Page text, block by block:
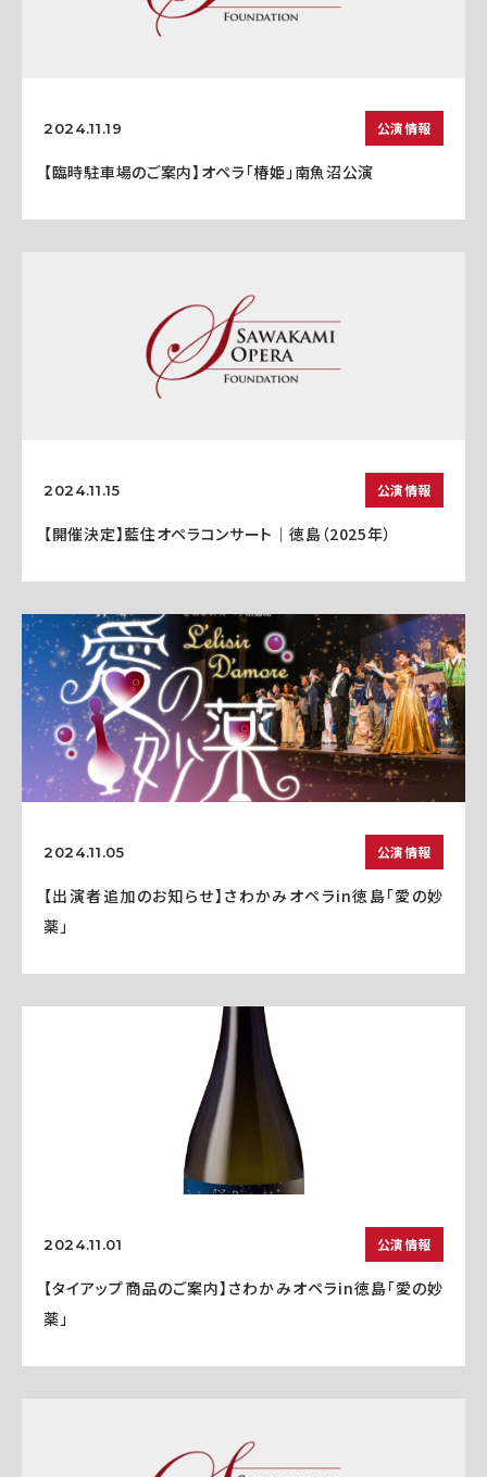
2024.11.19 公演情報
【臨時駐車場のご案内】オペラ「椿姫」南魚沼公演
2024.11.15 公演情報
【開催決定】藍住オペラコンサート｜徳島（2025年）
2024.11.05 公演情報
【出演者追加のお知らせ】さわかみオペラin徳島「愛の妙
薬」
2024.11.01 公演情報
【タイアップ商品のご案内】さわかみオペラin徳島「愛の妙
薬」